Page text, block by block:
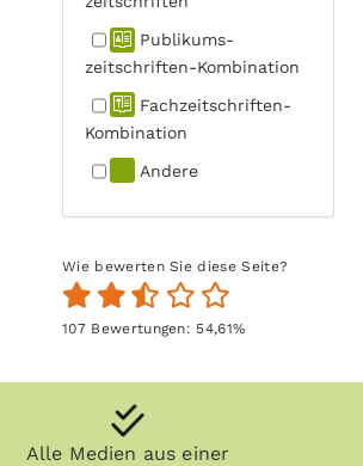
Publikums­
zeitschriften-Kombination
Fachzeit­schriften-
Kombination
Andere
Wie bewerten Sie diese Seite?
107Bewertungen: 54,61%
Alle Medien aus einer